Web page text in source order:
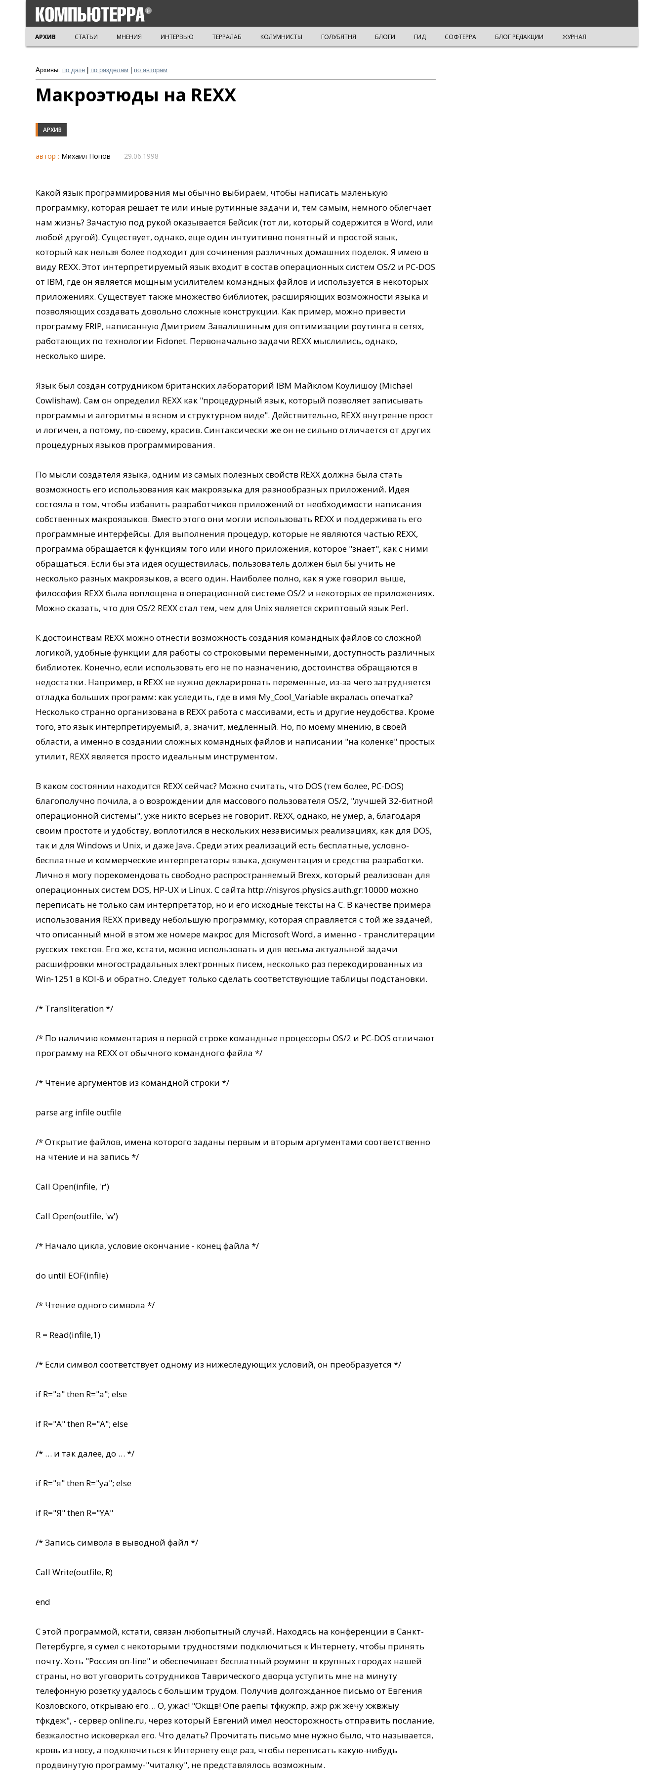
АРХИВ СТАТЬИ МНЕНИЯ ИНТЕРВЬЮ ТЕРРАЛАБ КОЛУМНИСТЫ ГОЛУБЯТНЯ БЛОГИ ГИД СОФТЕРРА БЛОГ РЕДАКЦИИ ЖУРНАЛ
Архивы: по дате по разделам по авторам
Макроэтюды на REXX
АРХИВ
автор : Михаил Попов 29.06.1998
Какой язык программирования мы обычно выбираем, чтобы написать маленькую
программку, которая решает те или иные рутинные задачи и, тем самым, немного облегчает
нам жизнь? Зачастую под рукой оказывается Бейсик (тот ли, который содержится в Word, или
любой другой). Существует, однако, еще один интуитивно понятный и простой язык,
который как нельзя более подходит для сочинения различных домашних поделок. Я имею в
виду REXX. Этот интерпретируемый язык входит в состав операционных систем OS/2 и PC-DOS
от IBM, где он является мощным усилителем командных файлов и используется в некоторых
приложениях. Существует также множество библиотек, расширяющих возможности языка и
позволяющих создавать довольно сложные конструкции. Как пример, можно привести
программу FRIP, написанную Дмитрием Завалишиным для оптимизации роутинга в сетях,
работающих по технологии Fidonet. Первоначально задачи REXX мыслились, однако,
несколько шире.
Язык был создан сотрудником британских лабораторий IBM Майклом Коулишоу (Michael
Cowlishaw). Сам он определил REXX как "процедурный язык, который позволяет записывать
программы и алгоритмы в ясном и структурном виде". Действительно, REXX внутренне прост
и логичен, а потому, по-своему, красив. Синтаксически же он не сильно отличается от других
процедурных языков программирования.
По мысли создателя языка, одним из самых полезных свойств REXX должна была стать
возможность его использования как макроязыка для разнообразных приложений. Идея
состояла в том, чтобы избавить разработчиков приложений от необходимости написания
собственных макроязыков. Вместо этого они могли использовать REXX и поддерживать его
программные интерфейсы. Для выполнения процедур, которые не являются частью REXX,
программа обращается к функциям того или иного приложения, которое "знает", как с ними
обращаться. Если бы эта идея осуществилась, пользователь должен был бы учить не
несколько разных макроязыков, а всего один. Наиболее полно, как я уже говорил выше,
философия REXX была воплощена в операционной системе OS/2 и некоторых ее приложениях.
Можно сказать, что для OS/2 REXX стал тем, чем для Unix является скриптовый язык Perl.
К достоинствам REXX можно отнести возможность создания командных файлов со сложной
логикой, удобные функции для работы со строковыми переменными, доступность различных
библиотек. Конечно, если использовать его не по назначению, достоинства обращаются в
недостатки. Например, в REXX не нужно декларировать переменные, из-за чего затрудняется
отладка больших программ: как уследить, где в имя My_Cool_Variable вкралась опечатка?
Несколько странно организована в REXX работа с массивами, есть и другие неудобства. Кроме
того, это язык интерпретируемый, а, значит, медленный. Но, по моему мнению, в своей
области, а именно в создании сложных командных файлов и написании "на коленке" простых
утилит, REXX является просто идеальным инструментом.
В каком состоянии находится REXX сейчас? Можно считать, что DOS (тем более, PC-DOS)
благополучно почила, а о возрождении для массового пользователя OS/2, "лучшей 32-битной
операционной системы", уже никто всерьез не говорит. REXX, однако, не умер, а, благодаря
своим простоте и удобству, воплотился в нескольких независимых реализациях, как для DOS,
так и для Windows и Unix, и даже Java. Среди этих реализаций есть бесплатные, условно-
бесплатные и коммерческие интерпретаторы языка, документация и средства разработки.
Лично я могу порекомендовать свободно распространяемый Brexx, который реализован для
операционных систем DOS, HP-UX и Linux. С сайта http://nisyros.physics.auth.gr:10000 можно
переписать не только сам интерпретатор, но и его исходные тексты на C. В качестве примера
использования REXX приведу небольшую программку, которая справляется с той же задачей,
что описанный мной в этом же номере макрос для Microsoft Word, а именно - транслитерации
русских текстов. Его же, кстати, можно использовать и для весьма актуальной задачи
расшифровки многострадальных электронных писем, несколько раз перекодированных из
Win-1251 в KOI-8 и обратно. Следует только сделать соответствующие таблицы подстановки.
/* Transliteration */
/* По наличию комментария в первой строке командные процессоры OS/2 и PC-DOS отличают
программу на REXX от обычного командного файла */
/* Чтение аргументов из командной строки */
parse arg infile outfile
/* Открытие файлов, имена которого заданы первым и вторым аргументами соответственно
на чтение и на запись */
Call Open(infile, 'r')
Call Open(outfile, 'w')
/* Начало цикла, условие окончание - конец файла */
do until EOF(infile)
/* Чтение одного символа */
R = Read(infile,1)
/* Если символ соответствует одному из нижеследующих условий, он преобразуется */
if R="а" then R="a"; else
if R="A" then R="А"; else
/* … и так далее, до … */
if R="я" then R="ya"; else
if R="Я" then R="YA"
/* Запись символа в выводной файл */
Call Write(outfile, R)
end
С этой программой, кстати, связан любопытный случай. Находясь на конференции в Санкт-
Петербурге, я сумел с некоторыми трудностями подключиться к Интернету, чтобы принять
почту. Хоть "Россия on-line" и обеспечивает бесплатный роуминг в крупных городах нашей
страны, но вот уговорить сотрудников Таврического дворца уступить мне на минуту
телефонную розетку удалось с большим трудом. Получив долгожданное письмо от Евгения
Козловского, открываю его… О, ужас! "Окщв! Опе раепы тфкужпр, ажр рж жечу хжвжыу
тфкдеж", - сервер online.ru, через который Евгений имел неосторожность отправить послание,
безжалостно исковеркал его. Что делать? Прочитать письмо мне нужно было, что называется,
кровь из носу, а подключиться к Интернету еще раз, чтобы переписать какую-нибудь
продвинутую программу-"читалку", не представлялось возможным.